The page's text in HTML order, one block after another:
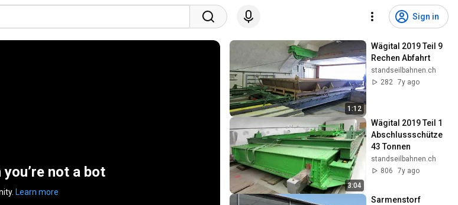
Sign in
not a bot
Learn more
1:12
Wägital 2019 Teil 9
Rechen Abfahrt
standseilbahnen.ch
282 7y ago
3:04
Wägital 2019 Teil 1
Abschlussschütze
43 Tonnen
standseilbahnen.ch
806
7y ago
Sarmenstorf